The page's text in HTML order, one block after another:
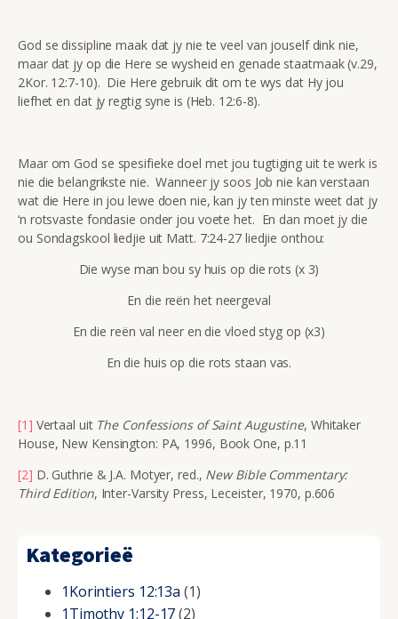
God se dissipline maak dat jy nie te veel van jouself dink nie,
maar dat jy op die Here se wysheid en genade staatmaak (v.29,
2Kor. 12:7-10). Die Here gebruik dit om te wys dat Hy jou
liefhet en dat jy regtig syne is (Heb. 12:6-8).
Maar om God se spesifieke doel met jou tugtiging uit te werk is
nie die belangrikste nie. Wanneer jy soos Job nie kan verstaan
wat die Here in jou lewe doen nie, kan jy ten minste weet dat jy
‘n rotsvaste fondasie onder jou voete het. En dan moet jy die
ou Sondagskool liedjie uit Matt. 7:24-27 liedjie onthou:
Die wyse man bou sy huis op die rots (x 3)
En die reën het neergeval
En die reën val neer en die vloed styg op (x3)
En die huis op die rots staan vas.
[1] Vertaal uit The Confessions of Saint Augustine, Whitaker
House, New Kensington: PA, 1996, Book One, p.11
[2] D. Guthrie & J.A. Motyer, red., New Bible Commentary:
Third Edition, Inter-Varsity Press, Leceister, 1970, p.606
Kategorieë
1Korintiers 12:13a (1)
1Timothy 1:12-17(2)